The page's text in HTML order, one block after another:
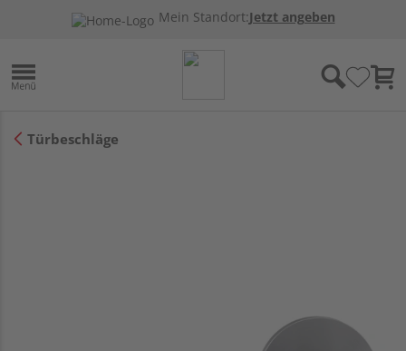
Mein Standort:Jetzt angeben
Türbeschläge